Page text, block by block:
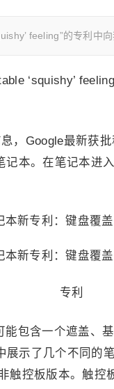
feeling”的专利中
‘squishy’
，Google最新获批
本。在笔记本进
专利
能包含一个遮盖、
展示了几个不同的
触控板版本。触